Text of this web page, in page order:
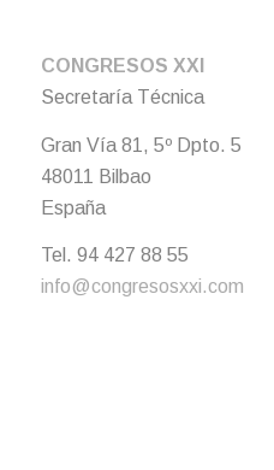
CONGRESOS XXI
Secretaría Técnica
Gran Vía 81, 5º Dpto. 5
48011 Bilbao
España
Tel. 94 427 88 55
info@congresosxxi.com